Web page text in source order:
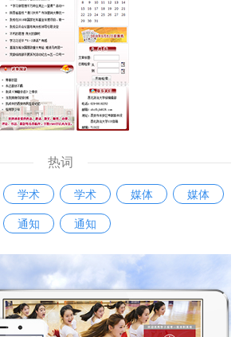
热词
学术 学术 媒体
媒体
通知 通知